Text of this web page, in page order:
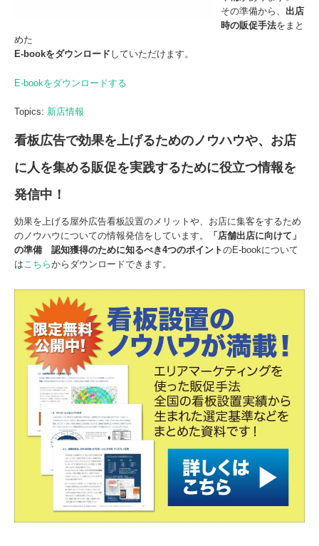
その準備から、 出店
時の販促手法をまと
めた
E-bookをダウンロード していただけます。
E-bookをダウンロードする
Topics: 新店情報
看板広告で効果を上げるためのノウハウや、お店
に人を集める販促を実践するために役立つ情報を
発信中！
効果を上げる屋外広告看板設置のメリットや、お店に集客をするため
のノウハウについての情報発信をしています。
「店舗出店に向けて」
の準備 認知獲得のために知るべき4つのポイントのE-bookについて
は こちらからダウンロードできます。